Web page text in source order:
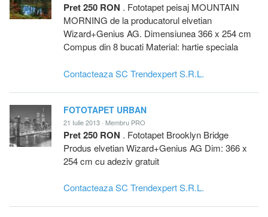
Pret 250 RON . Fototapet peisaj MOUNTAIN
MORNING de la producatorul elvetian
Wizard+Genius AG. Dimensiunea 366 x 254 cm
Compus din 8 bucati Material: hartie speciala
Contacteaza SC Trendexpert S.R.L.
FOTOTAPET URBAN
21 Iulie 2013 · Membru PRO
Pret 250 RON . Fototapet Brooklyn Bridge
Produs elvetian Wizard+Genius AG Dim: 366 x
254 cm cu adeziv gratuit
Contacteaza SC Trendexpert S.R.L.